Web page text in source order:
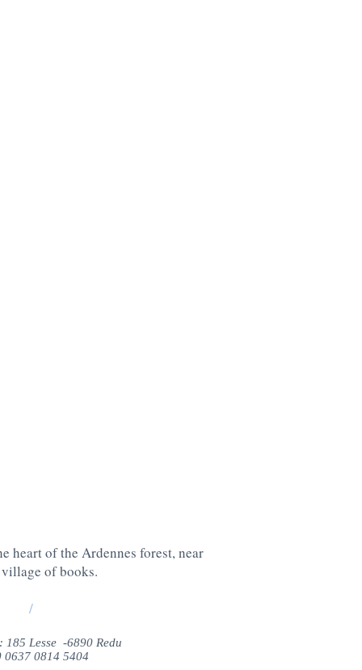
heart of the Ardennes forest, near
of books.
/
185 Lesse -6890 Redu
0637 0814 5404